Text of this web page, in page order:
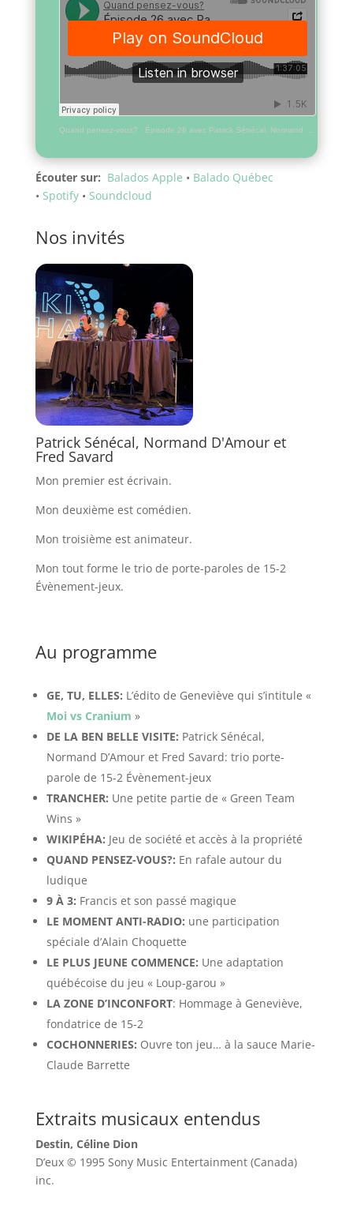
Quand pensez-vous? · Épisode 26 avec Patrick Sénécal, Normand D'Amour et Fred Savard
Écouter sur: Balados Apple • Balado Québec
• Spotify• Soundcloud
Nos invités
Patrick Sénécal, Normand D'Amour et
Fred Savard
Mon premier est écrivain.
Mon deuxième est comédien.
Mon troisième est animateur.
Mon tout forme le trio de porte-paroles de 15-2
Évènement-jeux.
Au programme
GE, TU, ELLES: L’édito de Geneviève qui s’intitule «
Moi vs Cranium »
DE LA BEN BELLE VISITE: Patrick Sénécal,
Normand D’Amour et Fred Savard: trio porte-
parole de 15-2 Évènement-jeux
TRANCHER: Une petite partie de « Green Team
Wins »
WIKIPÉHA: Jeu de société et accès à la propriété
QUAND PENSEZ-VOUS?: En rafale autour du
ludique
9 À 3: Francis et son passé magique
LE MOMENT ANTI-RADIO: une participation
spéciale d’Alain Choquette
LE PLUS JEUNE COMMENCE: Une adaptation
québécoise du jeu « Loup-garou »
LA ZONE D’INCONFORT: Hommage à Geneviève,
fondatrice de 15-2
COCHONNERIES: Ouvre ton jeu… à la sauce Marie-
Claude Barrette
Extraits musicaux entendus
Destin, Céline Dion
D’eux © 1995 Sony Music Entertainment (Canada)
inc.